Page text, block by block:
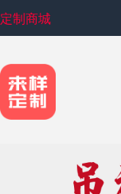
定制商城